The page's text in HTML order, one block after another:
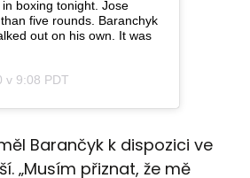
boxing tonight. Jose
five rounds. Baranchyk
out on his own. It was
v 9:08 PDT
Barančyk k dispozici ve
„Musím přiznat, že mě